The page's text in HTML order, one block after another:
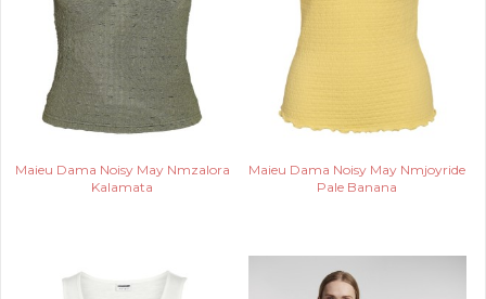
Maieu Dama Noisy May Nmzalora
Kalamata
Maieu Dama Noisy May Nmjoyride
Pale Banana